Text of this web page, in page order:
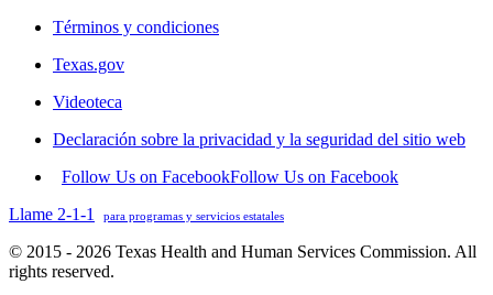
Términos y condiciones
Texas.gov
Videoteca
Declaración sobre la privacidad y la seguridad del sitio web
Follow Us on FacebookFollow Us on Facebook
Llame 2-1-1
para programas y servicios estatales
© 2015 - 2026 Texas Health and Human Services Commission. All
rights reserved.